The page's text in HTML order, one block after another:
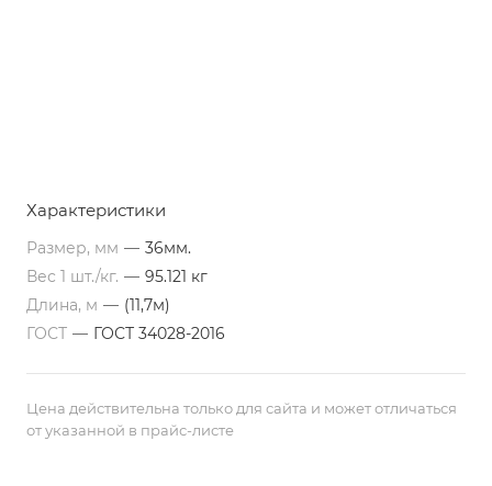
Характеристики
Размер, мм — 36мм.
Вес 1 шт./кг. — 95.121 кг
Длина, м — (11,7м)
ГОСТ — ГОСТ 34028-2016
Цена действительна только для сайта и может отличаться
от указанной в прайс-листе